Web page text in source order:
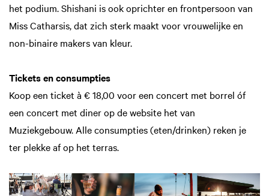
het podium. Shishani is ook oprichter en frontpersoon van
Miss Catharsis, dat zich sterk maakt voor vrouwelijke en
non-binaire makers van kleur.
Tickets en consumpties
Koop een ticket à € 18,00 voor een concert met borrel óf
een concert met diner op de website het van
Muziekgebouw. Alle consumpties (eten/drinken) reken je
ter plekke af op het terras.